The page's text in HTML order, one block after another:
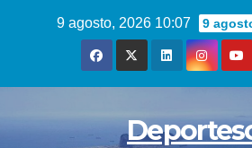
9 agosto, 2026 10:07 9